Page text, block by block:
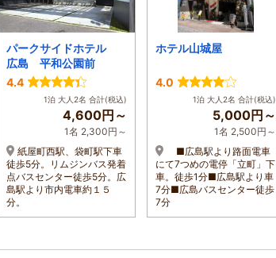
パークサイドホテル
広島 平和公園前
4.4
1泊 大人2名 合計(税込)
4,600円～
1名 2,300円～
紙屋町西駅、袋町駅下車
徒歩5分。リムジンバス発着
点バスセンター徒歩5分。広
島駅より市内電車約１５
分。
ホテル山城屋
4.0
1泊 大人2名 合計(税込)
5,000円～
1名 2,500円～
■広島駅より路面電車
にて7つめの電停「立町」下
車。徒歩1分■広島駅より車
7分■広島バスセンター徒歩
7分